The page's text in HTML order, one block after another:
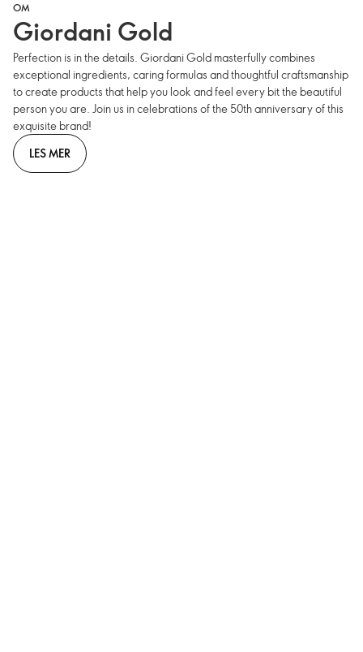
OM
Giordani Gold
Perfection is in the details. Giordani Gold masterfully combines
exceptional ingredients, caring formulas and thoughtful craftsmanship
to create products that help you look and feel every bit the beautiful
person you are. Join us in celebrations of the 50th anniversary of this
exquisite brand!
LES MER